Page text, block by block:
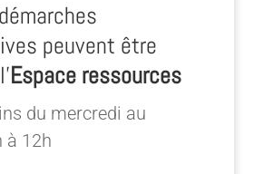
peuvent être
Espace ressources
du mercredi au
à 12h